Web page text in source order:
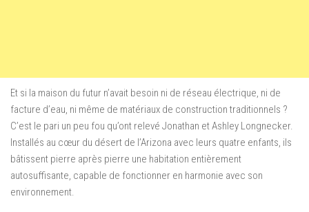
Et si la maison du futur n’avait besoin ni de réseau électrique, ni de
facture d’eau, ni même de matériaux de construction traditionnels ?
C’est le pari un peu fou qu’ont relevé Jonathan et Ashley Longnecker.
Installés au cœur du désert de l’Arizona avec leurs quatre enfants, ils
bâtissent pierre après pierre une habitation entièrement
autosuffisante, capable de fonctionner en harmonie avec son
environnement.